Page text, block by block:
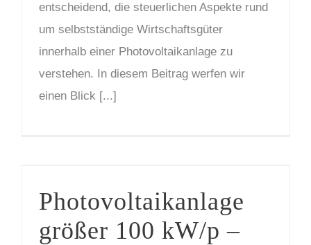
entscheidend, die steuerlichen Aspekte rund
um selbstständige Wirtschaftsgüter
innerhalb einer Photovoltaikanlage zu
verstehen. In diesem Beitrag werfen wir
einen Blick [...]
Photovoltaikanlage
größer 100 kW/p –